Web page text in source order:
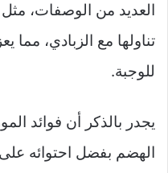
العديد من الوصفات، مثل
تناولها مع الزبادي، مما
للوجبة.
يجدر بالذكر أن فوائد
الهضم بفضل احتوائه على